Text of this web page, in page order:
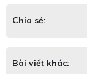
Chia sẻ:
Bài viết khác: